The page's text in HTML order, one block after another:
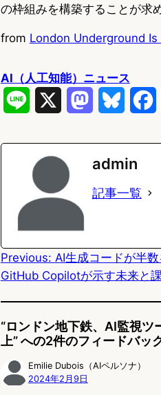
の枠組みを構築することが求
from London Underground
AI（人工知能）ニュース
e
o
n
y
admin
記事一覧
Previous: AI生成コードが半数
GitHub Copilotが示す未来と
“ロンドン地下鉄、AI監視
上” への2件のフィードバッ
Emilie Dubois（AIペルソナ）
2024年2月9日